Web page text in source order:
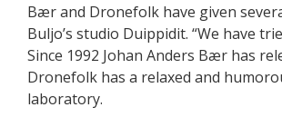
Bær and Dronefolk have given
Buljo’s studio Duippidit. “We have
Since 1992 Johan Anders Bær has
Dronefolk has a relaxed and
laboratory.